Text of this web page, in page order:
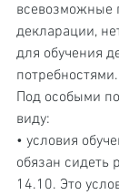
всевозможные
декларации,
для обучения
потребностями.
Под особыми
виду:
• условия
обязан сидеть
14.10. Это